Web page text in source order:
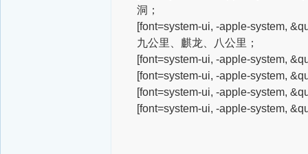
洞；
[font=system-ui, -apple-system,
九公里、麒龙、八公里；
[font=system-ui, -apple-system,
[font=system-ui, -apple-system,
[font=system-ui, -apple-system,
[font=system-ui, -apple-system,